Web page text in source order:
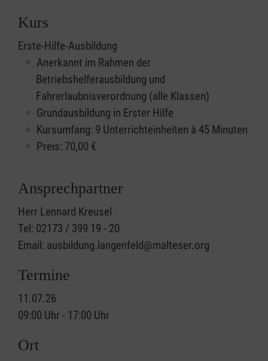
Kurs
Erste-Hilfe-Ausbildung
Anerkannt im Rahmen der
Betriebshelferausbildung und
Fahrerlaubnisverordnung (alle Klassen)
Grundausbildung in Erster Hilfe
Kursumfang: 9 Unterrichteinheiten à 45 Minuten
Preis: 70,00 €
Ansprechpartner
Herr Lennard Kreusel
Tel: 02173 / 399 19 - 20
Email: ausbildung.langenfeld@malteser.org
Termine
11.07.26
09:00 Uhr - 17:00 Uhr
Ort